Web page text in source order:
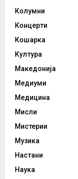
Колумни
Концерти
Кошарка
Култура
Македонија
Медиуми
Медицина
Мисли
Мистерии
Музика
Настани
Наука